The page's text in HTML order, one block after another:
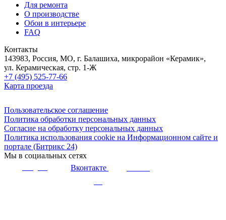
Для ремонта
О производстве
Обои в интерьере
FAQ
Контакты
143983, Россия, МО, г. Балашиха, микрорайон «Керамик»,
ул. Керамическая, стр. 1-Ж
+7 (495) 525-77-66
Карта проезда
Пользовательское соглашение
Политика обработки персональных данных
Согласие на обработку персональных данных
Политика использования cookie на Информационном сайте и
портале (Битрикс 24)
Мы в социальных сетях
Вконтакте